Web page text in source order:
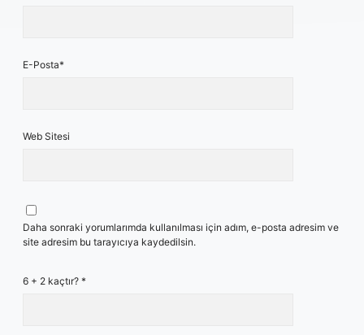
E-Posta*
Web Sitesi
Daha sonraki yorumlarımda kullanılması için adım, e-posta adresim ve
site adresim bu tarayıcıya kaydedilsin.
6 + 2 kaçtır? *